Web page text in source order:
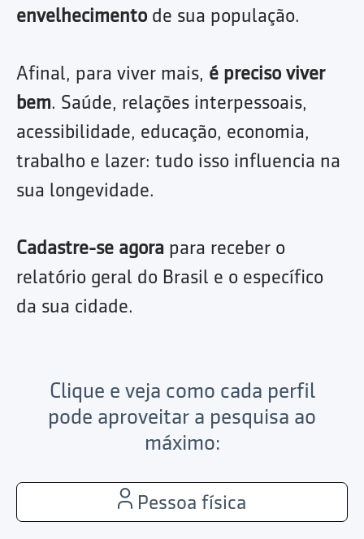
envelhecimento de sua população.
Afinal, para viver mais, é preciso viver
bem. Saúde, relações interpessoais,
acessibilidade, educação, economia,
trabalho e lazer: tudo isso influencia na
sua longevidade.
Cadastre-se agora para receber o
relatório geral do Brasil e o específico
da sua cidade.
Clique e veja como cada perfil
pode aproveitar a pesquisa ao
máximo:
Pessoa física